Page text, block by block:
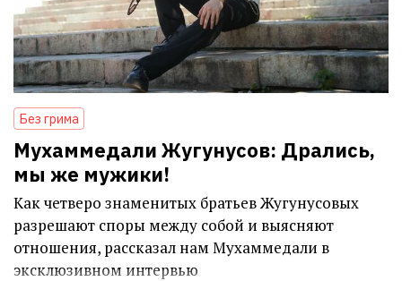
Без грима
Мухаммедали Жугунусов: Дрались,
мы же мужики!
Как четверо знаменитых братьев Жугунусовых
разрешают споры между собой и выясняют
отношения, рассказал нам Мухаммедали в
эксклюзивном интервью